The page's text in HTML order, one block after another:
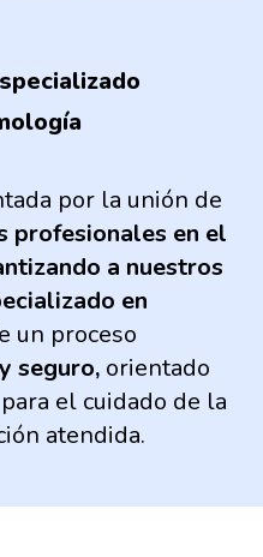
por la unión de
profesionales en el
a nuestros
en
un proceso
seguro, orientado
el cuidado de la
atendida.